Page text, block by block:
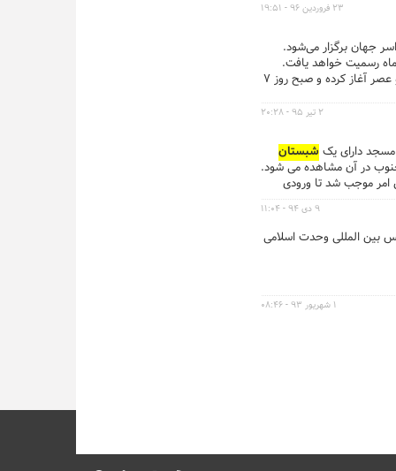
مسابقات بین‌المللی قرآن با حضور ۳۰۰ شرکت‌کننده از سراسر جهان برگزار می‌شود.
و رواق شرقی مصلای امام خمینی(ره) تهران و در دو نوبت صبح و عصر آغاز کرده و صبح روز ۷
۲۳ فروردین ۹۶ - ۱۹:۵۱
دارای یک شبستان
در آن مشاهده می شود.
موجب شد تا ورودی
۲ تیر ۹۵ - ۲۰:۲۸
بین المللی وحدت اسلامی
۹ دی ۹۴ - ۱۱:۰۴
۱ شهریور ۹۳ - ۰۸:۴۶